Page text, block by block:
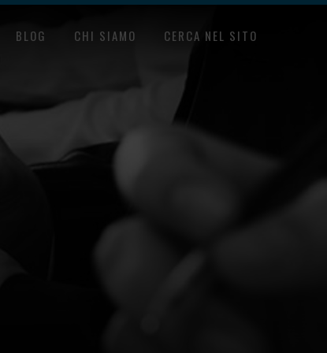
BLOG CHI SIAMO CERCA NEL SITO